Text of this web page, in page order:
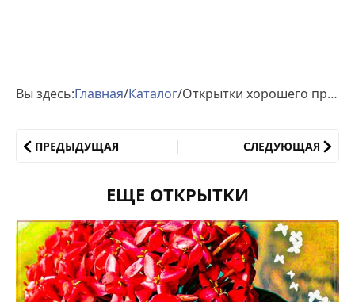
Вы здесь:Главная/Каталог/ Открытки хорошего приятного вечера
ПРЕДЫДУЩАЯ СЛЕДУЮЩАЯ
ЕЩЕ ОТКРЫТКИ